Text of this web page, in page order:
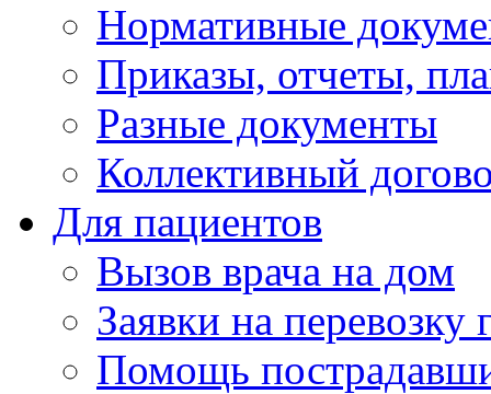
Нормативные
Приказы, отчеты,
Разные документы
Коллективный
Для пациентов
Вызов врача на дом
Заявки на перевозку
Помощь